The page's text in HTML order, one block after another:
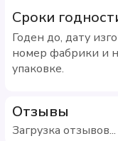
Сроки
Годен до, дату
номер фабрики и
упаковке.
Отзывы
Загрузка отзывов...